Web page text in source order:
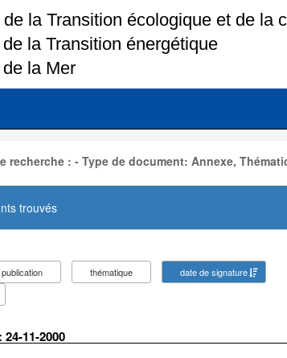
recherche : - Type de document: Annexe,
trouvés
thématique
date de signature
11-2000